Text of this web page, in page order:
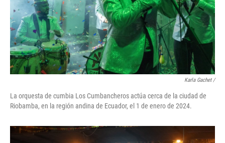
Karla Gachet/
La orquesta de cumbia Los Cumbancheros actúa cerca de la ciudad de
Riobamba, en la región andina de Ecuador, el 1 de enero de 2024.